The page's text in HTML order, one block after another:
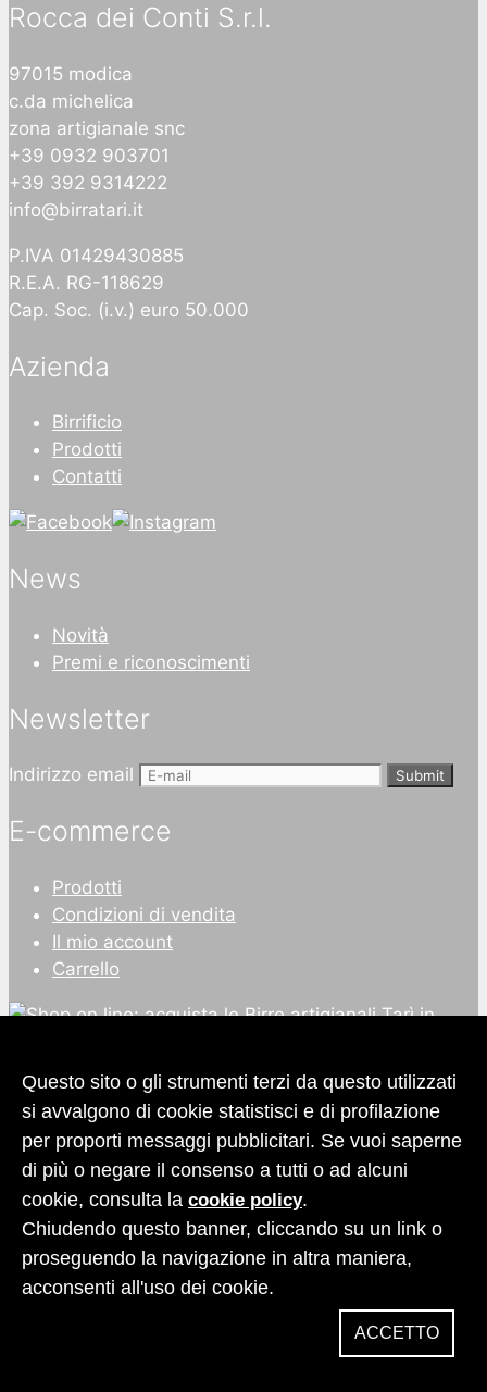
Rocca dei Conti S.r.l.
97015 modica
c.da michelica
zona artigianale snc
+39 0932 903701
+39 392 9314222
info@birratari.it
P.IVA 01429430885
R.E.A. RG-118629
Cap. Soc. (i.v.) euro 50.000
Azienda
Birrificio
Prodotti
Contatti
News
Novità
Premi e riconoscimenti
Newsletter
Indirizzo email Submit
E-commerce
Prodotti
Condizioni di vendita
Il mio account
Carrello
Copyright © 2026 Rocca dei Conti S.r.l.
cookies policy
Design After Studio
Design After Studio
ACCETTO
Questo sito o gli strumenti terzi da questo utilizzati
si avvalgono di cookie statistisci e di profilazione
per proporti messaggi pubblicitari. Se vuoi saperne
di più o negare il consenso a tutti o ad alcuni
cookie, consulta la cookie policy.
Chiudendo questo banner, cliccando su un link o
proseguendo la navigazione in altra maniera,
acconsenti all'uso dei cookie.